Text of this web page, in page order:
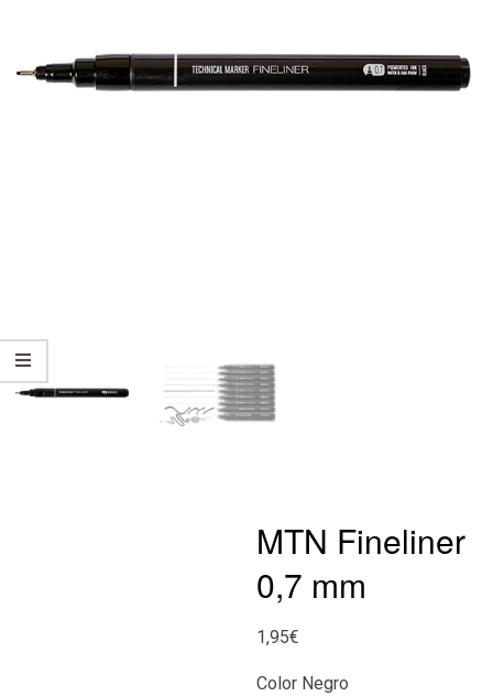
MTN Fineliner
0,7 mm
1,95€
Color Negro